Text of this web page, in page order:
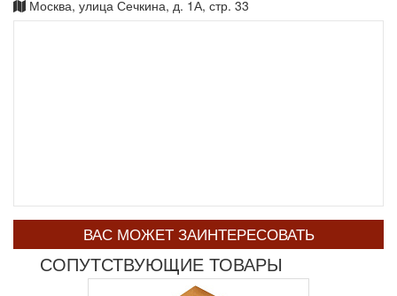
Москва, улица Сечкина, д. 1А, стр. 33
ВАС МОЖЕТ ЗАИНТЕРЕСОВАТЬ
СОПУТСТВУЮЩИЕ ТОВАРЫ